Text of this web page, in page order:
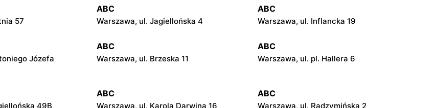
57
ABC
Warszawa, ul. Jagiellońska 4
ABC
Warszawa, ul. Inflancka 19
Józefa
ABC
Warszawa, ul. Brzeska 11
ABC
Warszawa, ul. pl. Hallera 6
49B
ABC
Warszawa, ul. Karola Darwina 16
ABC
Warszawa, ul. Radzymińska 2